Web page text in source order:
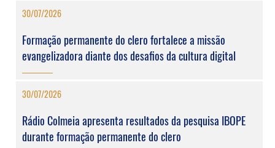
30/07/2026
Formação permanente do clero fortalece a missão
evangelizadora diante dos desafios da cultura digital
30/07/2026
Rádio Colmeia apresenta resultados da pesquisa IBOPE
durante formação permanente do clero